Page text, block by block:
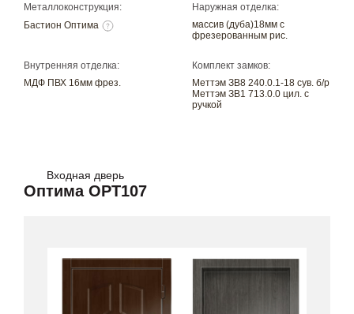
Металлоконструкция:
Бастион Оптима
Наружная отделка:
массив (дуба)18мм с
фрезерованным рис.
Внутренняя отделка:
МДФ ПВХ 16мм фрез.
Комплект замков:
Меттэм ЗВ8 240.0.1-18 сув. б/р
Меттэм ЗВ1 713.0.0 цил. с
ручкой
Входная дверь
Оптима OPT107